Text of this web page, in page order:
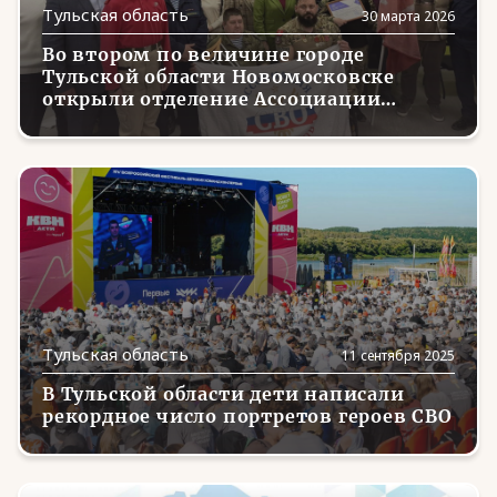
Магаданская область(5)
Марий Эл(9)
Мордовия(12)
Москва(192)
Московская область(130)
Мурманская область
Ненецкий АО(1)
Нижегородская область(14)
Новгородская область(8)
Новосибирская область(23)
Омская область(8)
Тульская область 30 марта 2026
Во втором по величине городе
Тульской области Новомосковске
открыли отделение Ассоциации
ветеранов СВО
Тульская область 11 сентября 2025
В Тульской области дети написали
рекордное число портретов героев СВО